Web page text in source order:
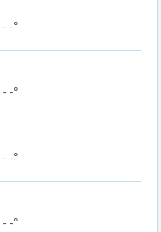
- -°
- -°
- -°
- -°